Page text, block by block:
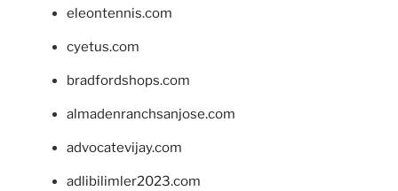
eleontennis.com
cyetus.com
bradfordshops.com
almadenranchsanjose.com
advocatevijay.com
adlibilimler2023.com